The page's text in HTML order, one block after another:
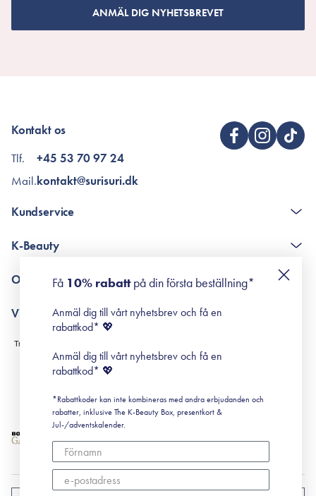
ANMÄL DIG NYHETSBREVET
Kontakt os
Tlf.
Mail.
+45 53 70 97 24
kontakt@surisuri.dk
Kundservice
Poängshop - frågor och svar
K-Beauty
Retinol för nybörjare
Om Surisuri
Black Friday
Villkor
Leverans & Retur
Köpvillkor
Prenumerationsvillkor
Cookiepolicy
Få 10% rabattpå din första beställning*
Anmäl dig till vårt nyhetsbrev och få en
rabattkod* 💖
Anmäl dig till vårt nyhetsbrev och få en
rabattkod* 💖
*Rabattkoder kan inte kombineras med andra erbjudanden och
rabatter, inklusive The K-Beauty Box, presentkort &
Jul-/adventskalender.